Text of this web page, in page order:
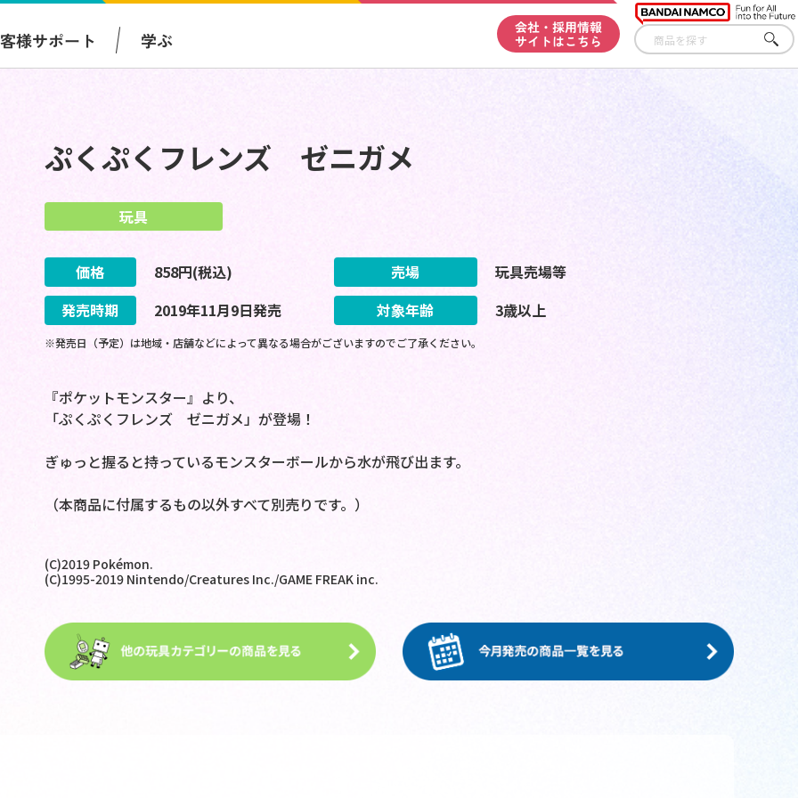
様サポート 学ぶ
会社・採用情報
サイトはこちら
さが
す
ぷくぷくフレンズ ゼニガメ
玩具
価格 858円(税込) 売場
玩具売場等
発売時期
2019年11月9日発売 対象年齢 3歳以上
※発売日（予定）は地域・店舗などによって異なる場合がございますのでご了承ください。
『ポケットモンスター』より、
「ぷくぷくフレンズ ゼニガメ」が登場！
ぎゅっと握ると持っているモンスターボールから水が飛び出ます。
（本商品に付属するもの以外すべて別売りです。）
(C)2019 Pokémon.
(C)1995-2019 Nintendo/Creatures Inc./GAME FREAK inc.